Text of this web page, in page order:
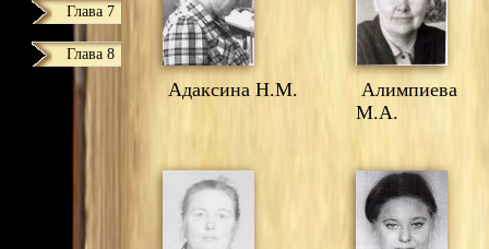
Глава 7
Глава 8
Адаксина Н.М.
Алимпиева
М.А.